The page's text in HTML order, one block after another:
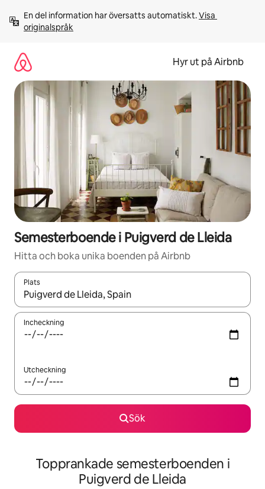
innehåll
En del information har översatts automatiskt. Visa
originalspråk
Hyr ut på Airbnb
Semesterboende i Puigverd de Lleida
Hitta och boka unika boenden på Airbnb
Plats
När resultaten är tillgängliga kan du navigera med upp- och
Incheckning
Utcheckning
Sök
Topprankade semesterboenden i
Puigverd de Lleida